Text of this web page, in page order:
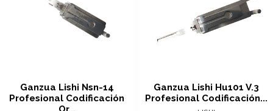
Ganzua Lishi Nsn-14
Profesional Codificación
Ganzua Lishi Hu101 V.3
Profesional Codificación...